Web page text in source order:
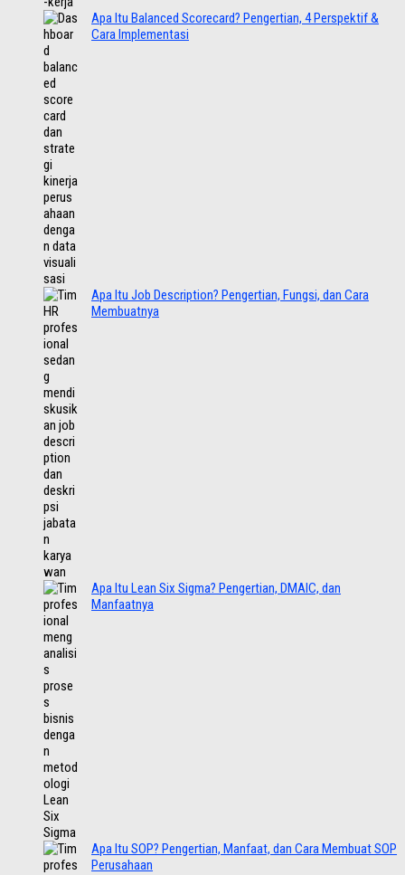
Apa Itu Balanced Scorecard? Pengertian, 4 Perspektif &
Cara Implementasi
Apa Itu Job Description? Pengertian, Fungsi, dan Cara
Membuatnya
Apa Itu Lean Six Sigma? Pengertian, DMAIC, dan
Manfaatnya
Apa Itu SOP? Pengertian, Manfaat, dan Cara Membuat SOP
Perusahaan